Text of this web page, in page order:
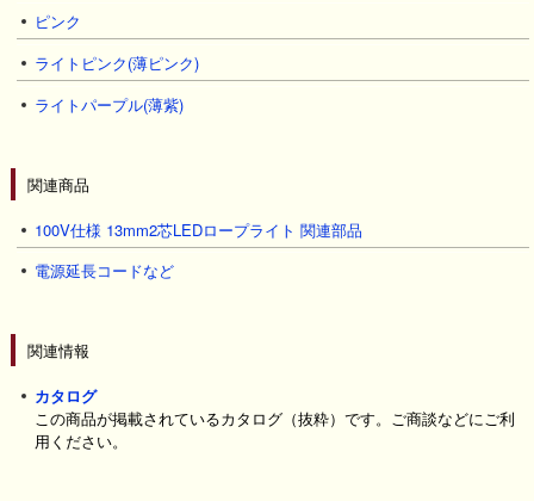
ピンク
ライトピンク(薄ピンク)
ライトパープル(薄紫)
関連商品
100V仕様 13mm2芯LEDロープライト 関連部品
電源延長コードなど
関連情報
カタログ
この商品が掲載されているカタログ（抜粋）です。ご商談などにご利
用ください。